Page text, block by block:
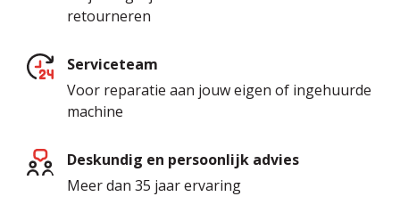
retourneren
Serviceteam
Voor reparatie aan jouw eigen of ingehuurde
machine
Deskundig en persoonlijk advies
Meer dan 35 jaar ervaring